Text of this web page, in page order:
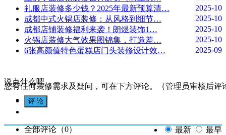
礼服店装修多少钱？2025年最新预算清…
2025-10
成都中式火锅店装修：从风格到细节…
2025-10
成都店铺装修福利来袭！朗煜装饰1…
2025-10
火锅店装修大气效果图锦集，打造差…
2025-10
6张高颜值特色蛋糕店门头装修设计效…
2025-09
您有任何装修需求及疑问，可在下方评论。（管理员审核后评
说点什么吧
全部评论（0） 最新 最早